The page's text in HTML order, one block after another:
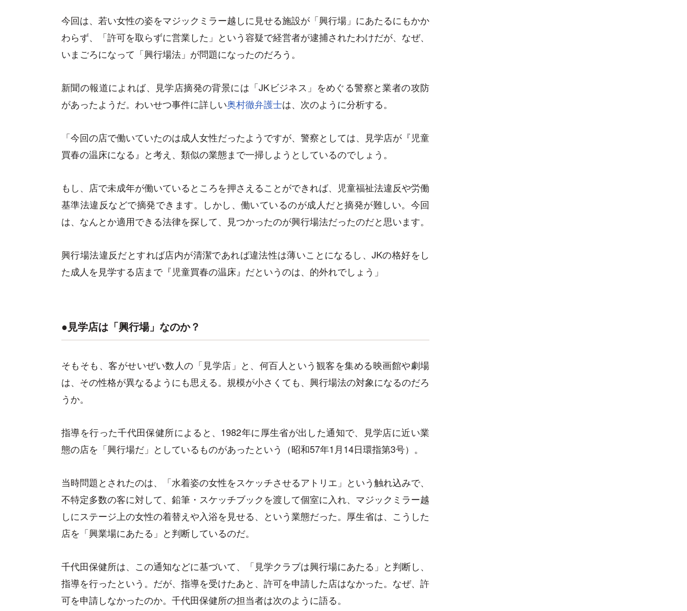
今回は、若い女性の姿をマジックミラー越しに見せる施設が「興行場」にあたるにもかか
わらず、「許可を取らずに営業した」という容疑で経営者が逮捕されたわけだが、なぜ、
いまごろになって「興行場法」が問題になったのだろう。
新聞の報道によれば、見学店摘発の背景には「JKビジネス」をめぐる警察と業者の攻防
があったようだ。わいせつ事件に詳しい奥村徹弁護士は、次のように分析する。
「今回の店で働いていたのは成人女性だったようですが、警察としては、見学店が『児童
買春の温床になる』と考え、類似の業態まで一掃しようとしているのでしょう。
もし、店で未成年が働いているところを押さえることができれば、児童福祉法違反や労働
基準法違反などで摘発できます。しかし、働いているのが成人だと摘発が難しい。今回
は、なんとか適用できる法律を探して、見つかったのが興行場法だったのだと思います。
興行場法違反だとすれば店内が清潔であれば違法性は薄いことになるし、JKの格好をし
た成人を見学する店まで『児童買春の温床』だというのは、的外れでしょう」
●見学店は「興行場」なのか？
そもそも、客がせいぜい数人の「見学店」と、何百人という観客を集める映画館や劇場
は、その性格が異なるようにも思える。規模が小さくても、興行場法の対象になるのだろ
うか。
指導を行った千代田保健所によると、1982年に厚生省が出した通知で、見学店に近い業
態の店を「興行場だ」としているものがあったという（昭和57年1月14日環指第3号）。
当時問題とされたのは、「水着姿の女性をスケッチさせるアトリエ」という触れ込みで、
不特定多数の客に対して、鉛筆・スケッチブックを渡して個室に入れ、マジックミラー越
しにステージ上の女性の着替えや入浴を見せる、という業態だった。厚生省は、こうした
店を「興業場にあたる」と判断しているのだ。
千代田保健所は、この通知などに基づいて、「見学クラブは興行場にあたる」と判断し、
指導を行ったという。だが、指導を受けたあと、許可を申請した店はなかった。なぜ、許
可を申請しなかったのか。千代田保健所の担当者は次のように語る。